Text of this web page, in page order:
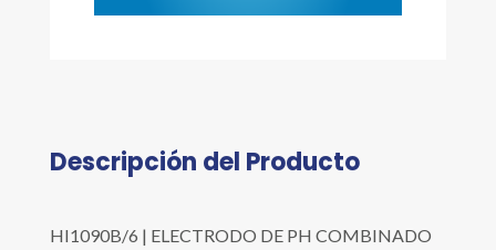
Descripción del Producto
HI1090B/6 | ELECTRODO DE PH COMBINADO